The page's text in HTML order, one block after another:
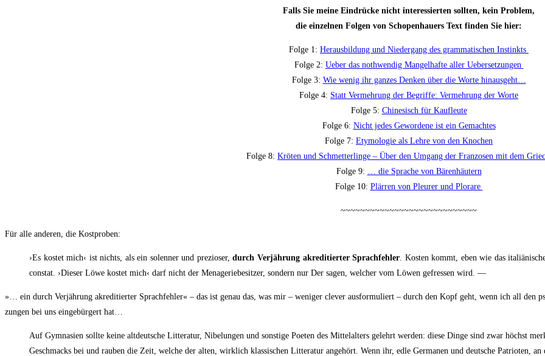
Falls Sie mei­ne Ein­drü­cke nicht inter­es­sier­ten soll­ten, kein Problem,
die ein­zel­nen Fol­gen von Scho­pen­hau­ers Text fin­den Sie hier:
Fol­ge 1: Her­aus­bil­dung und Nie­der­gang des gram­ma­ti­schen Instinkts
Fol­ge 2: Ueber das not­hwen­dig Man­gel­haf­te aller Uebersetzungen
Fol­ge 3: Wie wenig ihr gan­zes Den­ken über die Wor­te hinausgeht…
Fol­ge 4: Statt Ver­meh­rung der Begrif­fe: Ver­meh­rung der Worte
Fol­ge 5: Chi­ne­sisch für Kaufleute
Fol­ge 6: Nicht jedes Gewor­de­ne ist ein Gemachtes
Fol­ge 7: Ety­mo­lo­gie als Leh­re von den Knochen
Fol­ge 8: Krö­ten und Schmet­ter­lin­ge – Über den Umgang der Fran­zo­sen mit dem
Fol­ge 9:
… die Spra­che von Bärenhäutern
Fol­ge 10: Plär­ren von Pleu­rer und Plorare
~~~~~~~~~~~~~~~~~~~~~~~~~~~~
Für alle ande­ren, die Kostproben:
›Es kos­tet mich‹ ist nichts, als ein solen­ner und pre­zio­ser,durch Ver­jäh­rung akre­di­tier­ter Sprach­feh­ler . Kos­ten kommt, eben wie das
con­s­tat. ›Die­ser Löwe kos­tet mich‹ darf nicht der Mena­ge­rie­be­sit­zer, son­dern nur Der sagen, wel­cher vom Löwen gefres­sen wird. —
»… ein durch Ver­jäh­rung akre­di­tier­ter Sprach­feh­ler« – das ist genau das, was mir – weni­ger cle­ver aus­for­mu­liert – durch den Kopf geht, wenn ich all den
zun­gen bei uns ein­ge­bür­gert hat…
Auf Gym­na­si­en soll­te kei­ne alt­deut­sche Lit­te­ra­tur, Nibe­lun­gen und sons­ti­ge Poe­ten des Mit­tel­al­ters gelehrt wer­den: die­se Din­ge sind zwar höchst
Geschmacks bei und rau­ben die Zeit, wel­che der alten, wirk­lich klas­si­schen Lit­te­ra­tur ange­hört. Wenn ihr, edle Ger­ma­nen und deut­sche Patrio­ten,